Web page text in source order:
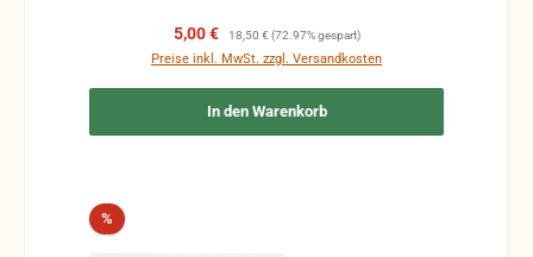
Verkaufspreis:
5,00 € Regulärer Preis:
18,50 € (72.97% gespart)
Preise inkl. MwSt. zzgl. Versandkosten
In den Warenkorb
%Rabatt